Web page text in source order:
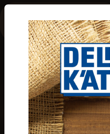
ÉLESZTŐK
Főoldal
Termékeink
Élesztők